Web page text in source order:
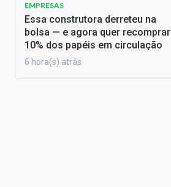
EMPRESAS
Essa construtora derreteu na
bolsa — e agora quer recomprar
10% dos papéis em circulação
6 hora(s) atrás